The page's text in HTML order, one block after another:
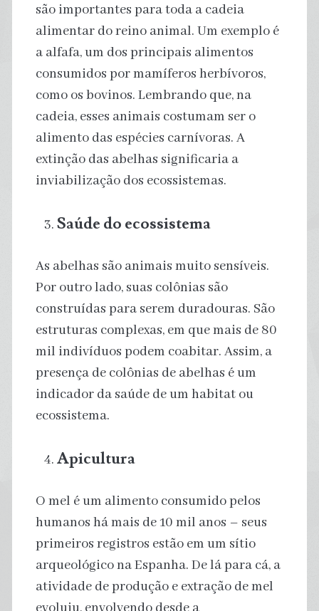
são importantes para toda a cadeia
alimentar do reino animal. Um exemplo é
a alfafa, um dos principais alimentos
consumidos por mamíferos herbívoros,
como os bovinos. Lembrando que, na
cadeia, esses animais costumam ser o
alimento das espécies carnívoras. A
extinção das abelhas significaria a
inviabilização dos ecossistemas.
Saúde do ecossistema
As abelhas são animais muito sensíveis.
Por outro lado, suas colônias são
construídas para serem duradouras. São
estruturas complexas, em que mais de 80
mil indivíduos podem coabitar. Assim, a
presença de colônias de abelhas é um
indicador da saúde de um habitat ou
ecossistema.
Apicultura
O mel é um alimento consumido pelos
humanos há mais de 10 mil anos – seus
primeiros registros estão em um sítio
arqueológico na Espanha. De lá para cá, a
atividade de produção e extração de mel